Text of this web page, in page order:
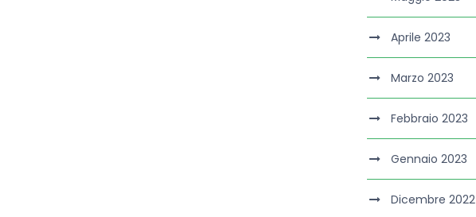
Aprile 2023
Marzo 2023
Febbraio 2023
Gennaio 2023
Dicembre 2022